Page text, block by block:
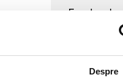
Despre
Funda,
rochiilor
KAWS:
Modern –